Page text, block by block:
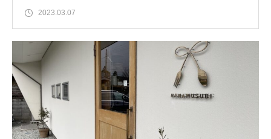
2023.03.07